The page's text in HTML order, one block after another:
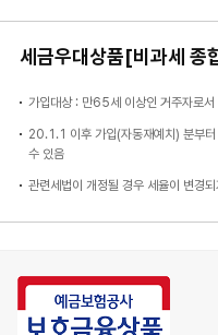
세금우대상품[비과세 종
가입대상 : 만65세 이상인 거주자로서
20.1.1 이후 가입(자동재예치) 분부터
수 있음
관련세법이 개정될 경우 세율이 변경